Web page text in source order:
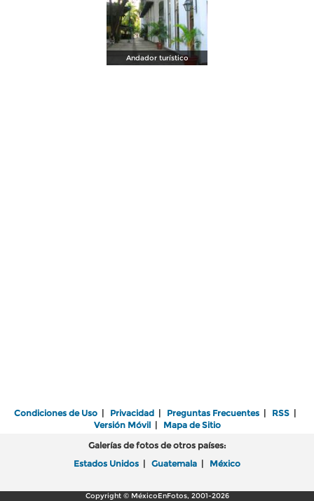
Andador turístico
Condiciones de Uso | Privacidad | Preguntas Frecuentes | RSS |
Versión Móvil| Mapa de Sitio
Galerías de fotos de otros países:
Estados Unidos | Guatemala | México
Copyright © MéxicoEnFotos, 2001-2026